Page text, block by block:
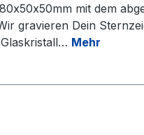
mit dem
gravieren Dein
Mehr